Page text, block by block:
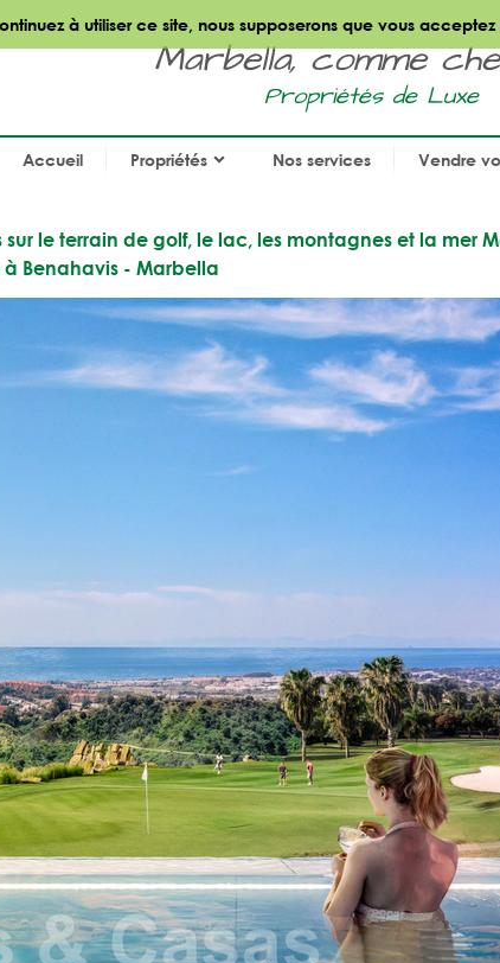
à utiliser ce site, nous supposerons que vous
Marbella, comme
Propriétés de Luxe
Accueil Propriétés Nos services Vendre
le terrain de golf, le lac, les montagnes et la mer
Benahavis - Marbella